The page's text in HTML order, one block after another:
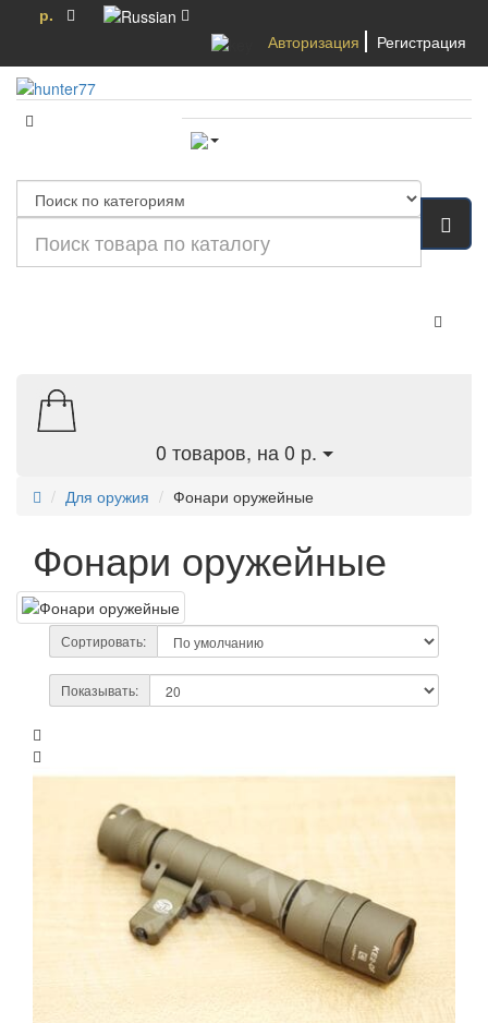
р.
Авторизация
Регистрация
0 товаров, на 0 р.
Для оружия Фонари оружейные
Фонари оружейные
Сортировать:
Показывать: